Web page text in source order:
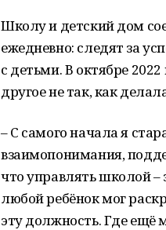
Школу и детский дом
ежедневно: следят за
с детьми. В октябре
другое не так, как
– С самого начала я
взаимопонимания,
что управлять школой
любой ребёнок мог
эту должность. Где ещё